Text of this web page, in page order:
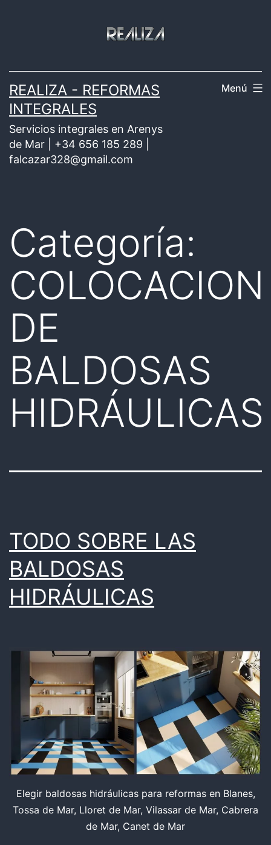
REALIZA - REFORMAS
INTEGRALES
Servicios integrales en Arenys
de Mar | +34 656 185 289 |
falcazar328@gmail.com
Menú
Categoría:
COLOCACION
DE
BALDOSAS
HIDRÁULICAS
TODO SOBRE LAS
BALDOSAS
HIDRÁULICAS
Elegir baldosas hidráulicas para reformas en Blanes,
Tossa de Mar, Lloret de Mar, Vilassar de Mar, Cabrera
de Mar, Canet de Mar